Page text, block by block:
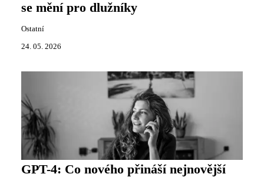
se mění pro dlužníky
Ostatní
24. 05. 2026
GPT-4: Co nového přináší nejnovější